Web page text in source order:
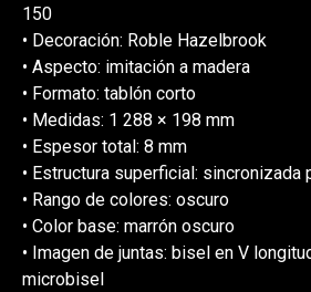
150
• Decoración: Roble Hazelbrook
• Aspecto: imitación a madera
• Formato: tablón corto
• Medidas: 1 288 × 198 mm
• Espesor total: 8 mm
• Estructura superficial: sincronizada
• Rango de colores: oscuro
• Color base: marrón oscuro
• Imagen de juntas: bisel en V
microbisel